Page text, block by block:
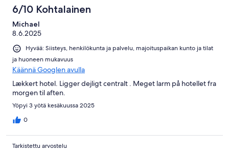
6/10 Kohtalainen
Michael
8.6.2025
Hyvää: Siisteys, henkilökunta ja palvelu, majoituspaikan kunto ja tilat
ja huoneen mukavuus
Käännä Googlen avulla
Lækkert hotel. Ligger dejligt centralt . Meget larm på hotellet fra
morgen til aften.
Yöpyi 3 yötä kesäkuussa 2025
0
Tarkistettu arvostelu